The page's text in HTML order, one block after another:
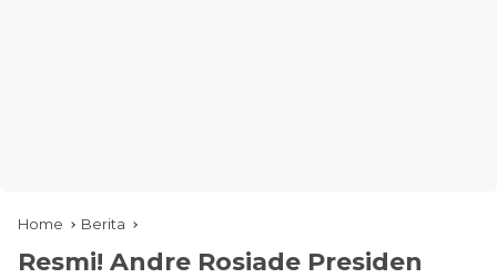
Home Berita
Resmi! Andre Rosiade Presiden